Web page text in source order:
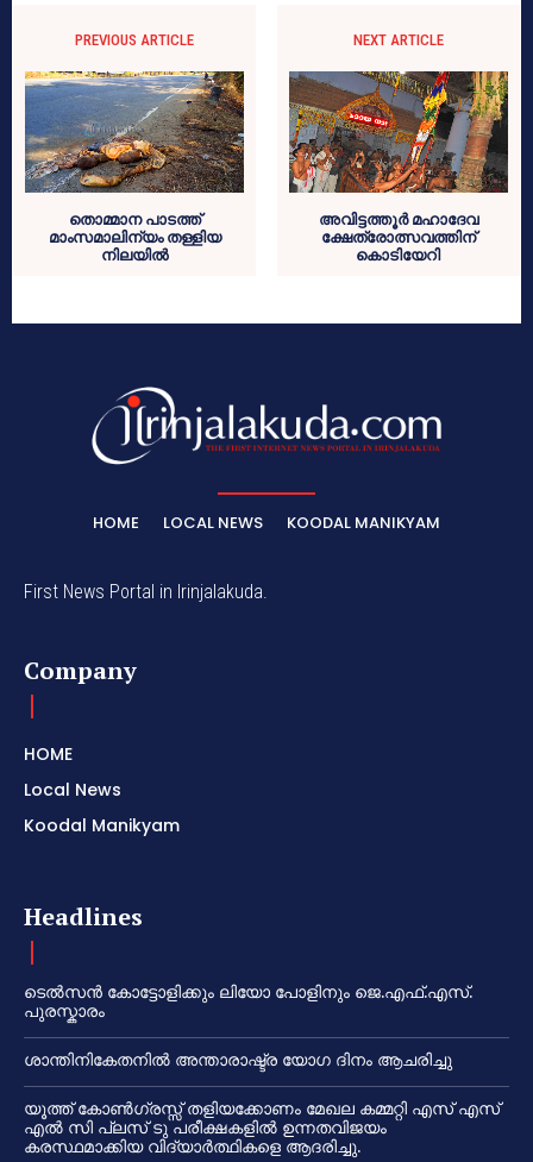
PREVIOUS ARTICLE
തൊമ്മാന പാടത്ത്
മാംസമാലിന്യം തള്ളിയ
നിലയില്‍
NEXT ARTICLE
അവിട്ടത്തൂര്‍ മഹാദേവ
ക്ഷേത്രോത്സവത്തിന്
കൊടിയേറി
HOME LOCAL NEWS KOODAL MANIKYAM
First News Portal in Irinjalakuda.
Company
HOME
Local News
Koodal Manikyam
Headlines
ടെൽസൻ കോട്ടോളിക്കും ലിയോ പോളിനും ജെ.എഫ്.എസ്.
പുരസ്കാരം
ശാന്തിനികേതനിൽ അന്താരാഷ്ട്ര യോഗ ദിനം ആചരിച്ചു
യൂത്ത് കോൺഗ്രസ്സ് തളിയക്കോണം മേഖല കമ്മറ്റി എസ് എസ്
എൽ സി പ്ലസ് ടു പരീക്ഷകളിൽ ഉന്നതവിജയം
കരസ്ഥമാക്കിയ വിദ്യാർത്ഥികളെ ആദരിച്ചു.